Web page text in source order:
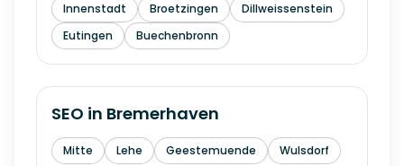
Innenstadt Broetzingen
Dillweissenstein
Eutingen
Buechenbronn
SEO in Bremerhaven
Mitte Lehe Geestemuende Wulsdorf